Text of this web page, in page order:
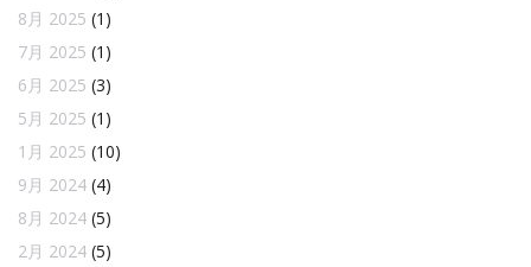
8月 2025 (1)
7月 2025 (1)
6月 2025 (3)
5月 2025 (1)
1月 2025 (10)
9月 2024 (4)
8月 2024 (5)
2月 2024 (5)